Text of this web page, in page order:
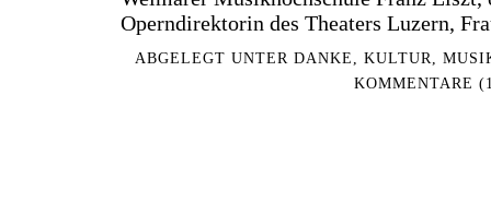
Operndirektorin des Theaters Luzern,
ABGELEGT UNTERDANKE ,KULTUR ,
KOMMENTARE